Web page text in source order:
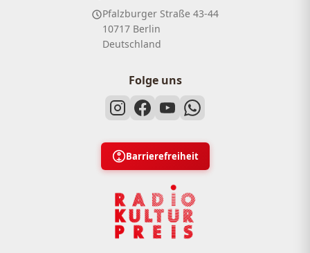
Pfalzburger Straße 43-44
10717 Berlin
Deutschland
Folge uns
Barrierefreiheit